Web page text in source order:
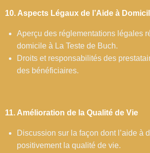
10. Aspects Légaux de l’Aide à
Aperçu des réglementations légales
domicile à La Teste de Buch.
Droits et responsabilités des
des bénéficiaires.
11. Amélioration de la Qualité de Vie
Discussion sur la façon dont l’aide à
positivement la qualité de vie.